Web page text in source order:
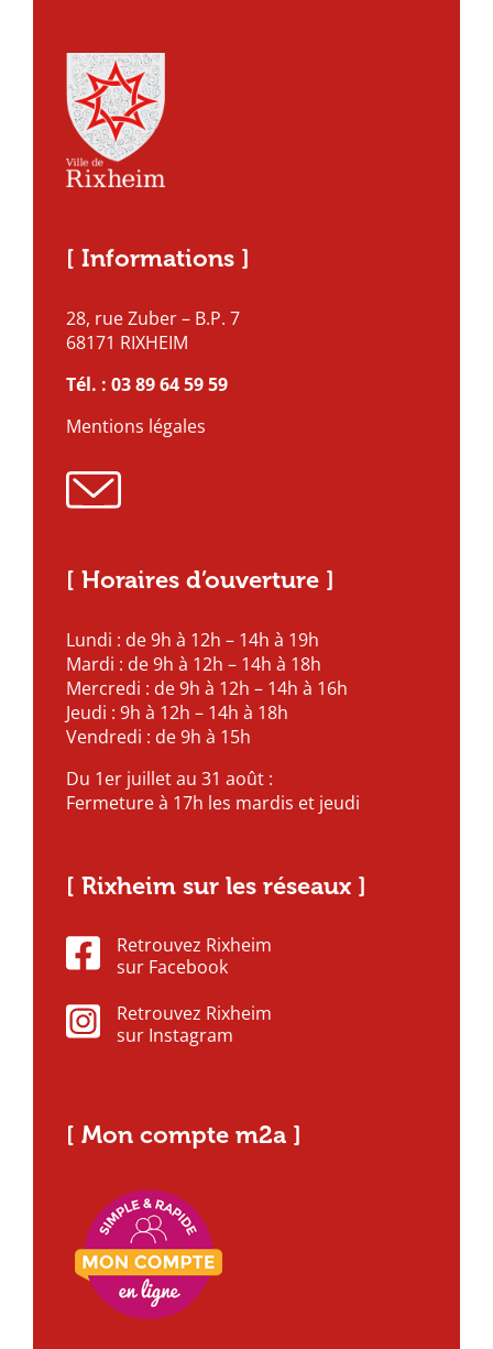
[ Informations ]
28, rue Zuber – B.P. 7
68171 RIXHEIM
Tél. : 03 89 64 59 59
Mentions légales
[ Horaires d’ouverture ]
Lundi : de 9h à 12h – 14h à 19h
Mardi : de 9h à 12h – 14h à 18h
Mercredi : de 9h à 12h – 14h à 16h
Jeudi : 9h à 12h – 14h à 18h
Vendredi : de 9h à 15h
Du 1er juillet au 31 août :
Fermeture à 17h les mardis et jeudi
[ Rixheim sur les réseaux ]
Retrouvez Rixheim
sur Facebook
Retrouvez Rixheim
sur Instagram
[ Mon compte m2a ]